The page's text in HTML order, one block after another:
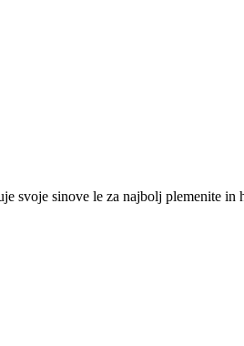
sinove le za najbolj plemenite in